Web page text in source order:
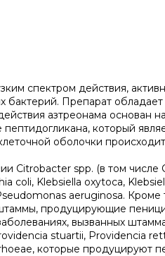
спектром действия,
бактерий. Препарат
азтреонама основан
который
оболочки
Citrobacter spp. (в том числе
coli, Klebsiella oxytoca,
aeruginosa. Кроме
продуцирующие
вызванных
stuartii, Providencia
которые продуцируют